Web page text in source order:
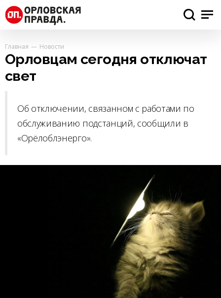
Главная Новости
Орловцам сегодня отключат
свет
Об отключении, связанном с работами по
обслуживанию подстанций, сообщили в
«Орёлоблэнерго».